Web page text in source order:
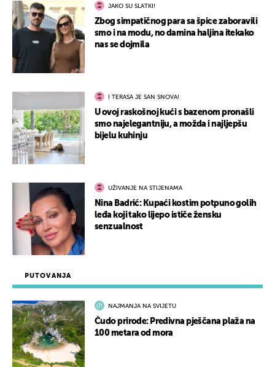
PUTOVANJA
NAJMANJA NA SVIJETU
Čudo prirode: Predivna pješčana plaža na
100 metara od mora
JAKO SU SLATKI!
Zbog simpatičnog para sa špice zaboravili
smo i na modu, no damina haljina itekako
nas se dojmila
I TERASA JE SAN SNOVA!
U ovoj raskošnoj kući s bazenom pronašli
smo najelegantniju, a možda i najljepšu
bijelu kuhinju
UŽIVANJE NA STIJENAMA
Nina Badrić: Kupaći kostim potpuno golih
leđa koji tako lijepo ističe žensku
senzualnost